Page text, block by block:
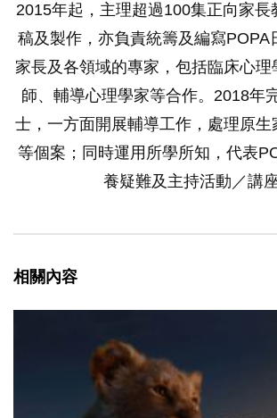
2015年起，主理超過100集正向家長
稿及製作，亦負責統籌及編寫POPA
家長及各領域的專家，包括臨床心理
師、輔導心理學家等合作。2018年
士，一方面開展輔導工作，處理原生
等個案；同時運用所學所知，代表
養疑難及主持活動／講座
相關內容